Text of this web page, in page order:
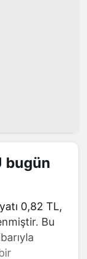
bugün
0,82 TL,
Bu